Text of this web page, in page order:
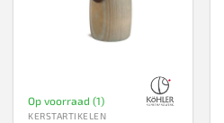
Op voorraad (1)
KERSTARTIKELEN